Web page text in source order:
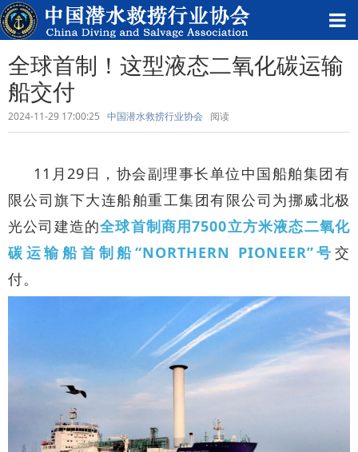
全球首制！这型液态二氧化碳运输
船交付
2024-11-29 17:00:25 中国潜水救捞行业协会 阅读
11月29日，协会副理事长单位中国船舶集团有
限公司旗下大连船舶重工集团有限公司为挪威北极
光公司建造的全球首制商用7500立方米液态二氧化
碳运输船首制船“NORTHERN PIONEER”号 交
付。